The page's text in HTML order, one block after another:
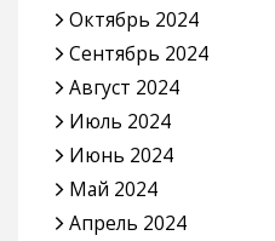
Октябрь 2024
Сентябрь 2024
Август 2024
Июль 2024
Июнь 2024
Май 2024
Апрель 2024